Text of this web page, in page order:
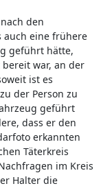
den
auch eine frühere
geführt hätte,
war, an der
ist es
der Person zu
geführt
dass er den
erkannten
Täterkreis
im Kreis
Halter die